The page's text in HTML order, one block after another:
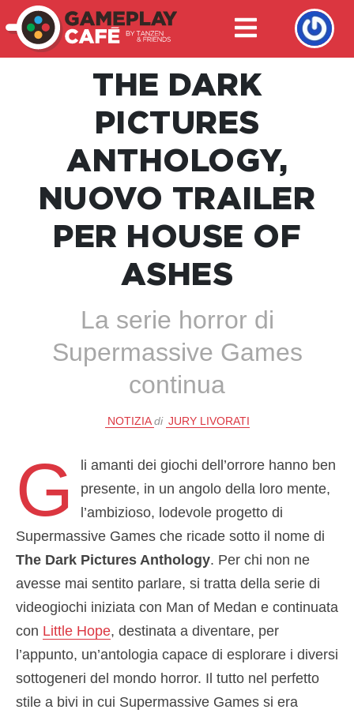
THE DARK
PICTURES
ANTHOLOGY,
NUOVO TRAILER
PER HOUSE OF
ASHES
La serie horror di
Supermassive Games
continua
NOTIZIA di JURY LIVORATI
G
li amanti dei giochi dell’orrore hanno ben
presente, in un angolo della loro mente,
l’ambizioso, lodevole progetto di
Supermassive Games che ricade sotto il nome di
The Dark Pictures Anthology. Per chi non ne
avesse mai sentito parlare, si tratta della serie di
videogiochi iniziata con Man of Medan e continuata
con Little Hope, destinata a diventare, per
l’appunto, un’antologia capace di esplorare i diversi
sottogeneri del mondo horror. Il tutto nel perfetto
stile a bivi in cui Supermassive Games si era